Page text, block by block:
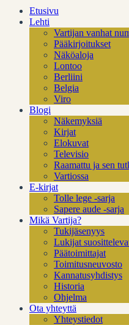
Etusivu
Lehti
Vartijan vanhat
Pääkirjoitukset
Näköaloja
Lontoo
Berliini
Belgia
Viro
Blogi
Näkemyksiä
Kirjat
Elokuvat
Televisio
Raamattu ja sen
Vartiossa
E-kirjat
Tolle lege -sarja
Sapere aude -sarja
Mikä Vartija?
Tukijäsenyys
Lukijat
Päätoimittajat
Toimitusneuvosto
Kannatusyhdistys
Historia
Ohjelma
Ota yhteyttä
Yhteystiedot